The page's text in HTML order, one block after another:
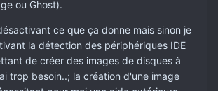
ou Ghost).
ce que ça donne mais sinon je
la détection des périphériques IDE
de créer des images de disques à
trop besoin..; la création d'une image